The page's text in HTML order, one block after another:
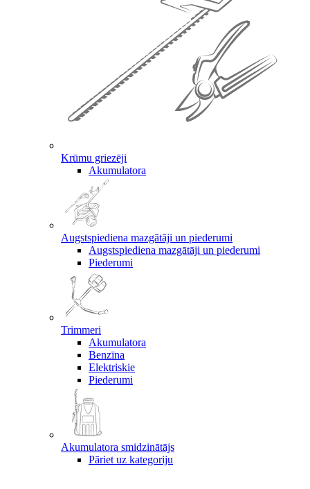
Krūmu griezēji
Akumulatora
Augstspiediena mazgātāji un piederumi
Augstspiediena mazgātāji un piederumi
Piederumi
Trimmeri
Akumulatora
Benzīna
Elektriskie
Piederumi
Akumulatora smidzinātājs
Pāriet uz kategoriju